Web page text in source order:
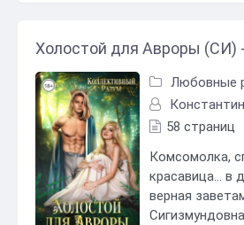
Любовные
58 страниц
Комсомолка,
красавица… в
верная